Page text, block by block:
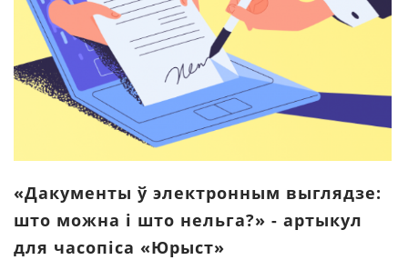
«Дакументы ў электронным выглядзе:
што можна і што нельга?» - артыкул
для часопіса «Юрыст»